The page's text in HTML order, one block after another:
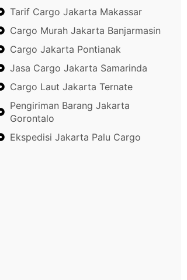
Tarif Cargo Jakarta Makassar
Cargo Murah Jakarta Banjarmasin
Cargo Jakarta Pontianak
Jasa Cargo Jakarta Samarinda
Cargo Laut Jakarta Ternate
Pengiriman Barang Jakarta
Gorontalo
Ekspedisi Jakarta Palu Cargo